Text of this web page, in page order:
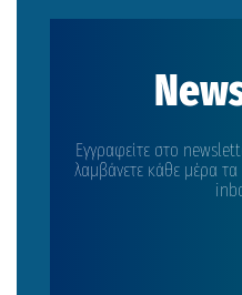
Εγγραφείτε στο
λαμβάνετε κάθε μέρα